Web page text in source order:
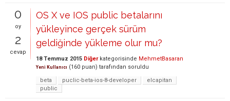
0
oy
2
cevap
OS X ve IOS public betalarını
yükleyince gerçek sürüm
geldiğinde yükleme olur mu?
18 Temmuz 2015 Diğerkategorisinde MehmetBasaran
Yeni Kullanıcı (160 puan) tarafından soruldu
beta
puclic-beta-ios-8-developer
elcapitan
public